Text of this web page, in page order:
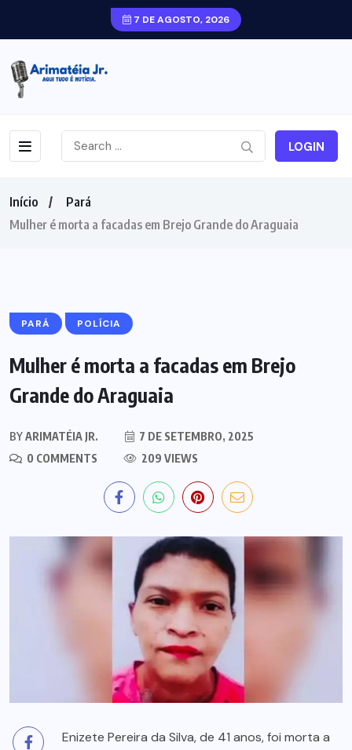
7 DE AGOSTO, 2026
LOGIN
Início
Pará
Mulher é morta a facadas em Brejo Grande do Araguaia
PARÁ POLÍCIA
Mulher é morta a facadas em Brejo
Grande do Araguaia
BYARIMATÉIA JR.
7 DE SETEMBRO, 2025
0 COMMENTS
209 VIEWS
Enizete Pereira da Silva, de 41 anos, foi morta a